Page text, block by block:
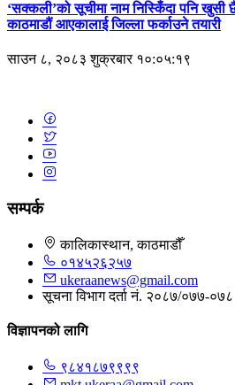
‘सक्कली’को सूचीमा नाम निस्किँदा पनि
काठमाडौं आएकालाई जिल्ला फर्काउने तयारी
साउन ८, २०८३ शुक्रबार १०:०५:१९
सम्पर्क
कालिकास्थान, काठमाडौँ
०१४५२६२५७
ukeraanews@gmail.com
सूचना विभाग दर्ता नं. २०८७/०७७-०७८
विज्ञापनको लागि
९८४१८७९९९९